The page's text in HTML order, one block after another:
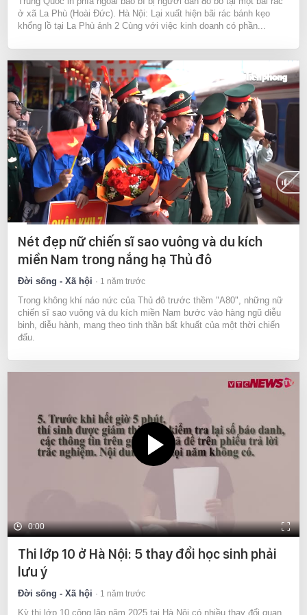
ở xã La Phù (Hoài Đức). Hà Nội: Lại xuất hiện bãi rác bánh kẹo
khổng lồ tại La Phù ảnh 2 Cùng với việc kinh doanh có phần...
Current
Time
0:10 / Duration
Nét đẹp nữ chiến sĩ sao vuông và du kích
miền Nam trong nắng hạ Thủ đô
Đời sống - Xã hội 1 năm trước
Trong không khí náo nức của Thủ đô trước thềm "A80", những nữ
chiến sĩ sao vuông và du kích miền Nam bước vào hàng ngũ diễu
binh, diễu hành, mang theo tinh thần bất khuất của một thời chiến
đấu.
0:00
Thi lớp 10 ở Hà Nội: 5 thay đổi học sinh phải
lưu ý
Đời sống - Xã hội 1 năm trước
Kỳ thi lớp 10 công lập năm 2025 tại Hà Nội có nhiều thay đổi quan